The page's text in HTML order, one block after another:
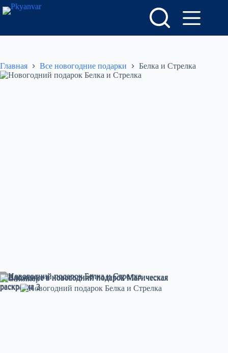
Перейти
к
Главная Все новогодние подарки Белка и Стрелка